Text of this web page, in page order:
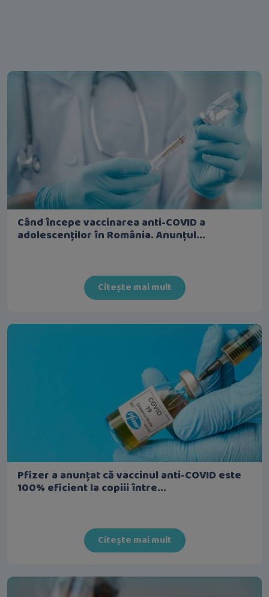
Când începe vaccinarea anti-COVID a
adolescenților în România. Anunțul...
Citește mai mult
Pfizer a anunțat că vaccinul anti-COVID este
100% eficient la copiii între...
Citește mai mult